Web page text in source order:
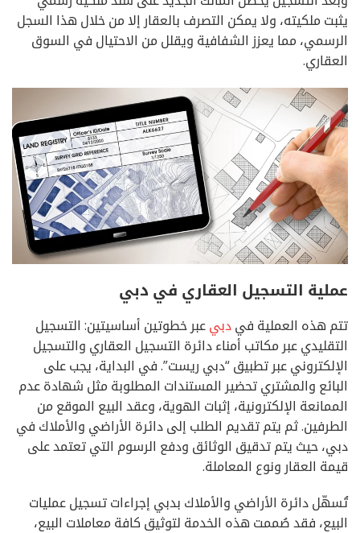
يثبت ملكيته، ولا يمكن التصرف بالعقار إلا من خلال هذا السجل
الرسمي، مما يعزز الشفافية ويقلل من الاحتيال في السوق
العقاري.
عملية التسجيل العقاري في دبي
تتم هذه العملية فيدبيعبر خطوتين أساسيتين: التسجيل
التقليدي عبر مكاتب أمناء دائرة التسجيل العقاري والتسجيل
الإلكتروني عبر تطبيق “دبي ريست”. في البداية، يجب على
البائع والمشتري تحضير المستندات المطلوبة مثل شهادة عدم
الممانعة الإلكترونية، إثبات الهوية، وعقد البيع الموقع من
الطرفين. ثم يتم تقديم الطلب إلى دائرة الأراضي والأملاك في
دبي، حيث يتم تدقيق الوثائق ودفع الرسوم التي تعتمد على
قيمة العقار ونوع المعاملة.
تُسهّل دائرة الأراضي والأملاك بدبي إجراءات تسجيل عمليات
البيع، فقد صُممت هذه الخدمة لتوثيق كافة معاملات البيع،